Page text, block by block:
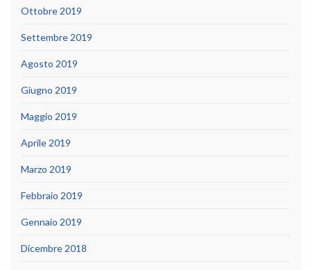
Ottobre 2019
Settembre 2019
Agosto 2019
Giugno 2019
Maggio 2019
Aprile 2019
Marzo 2019
Febbraio 2019
Gennaio 2019
Dicembre 2018